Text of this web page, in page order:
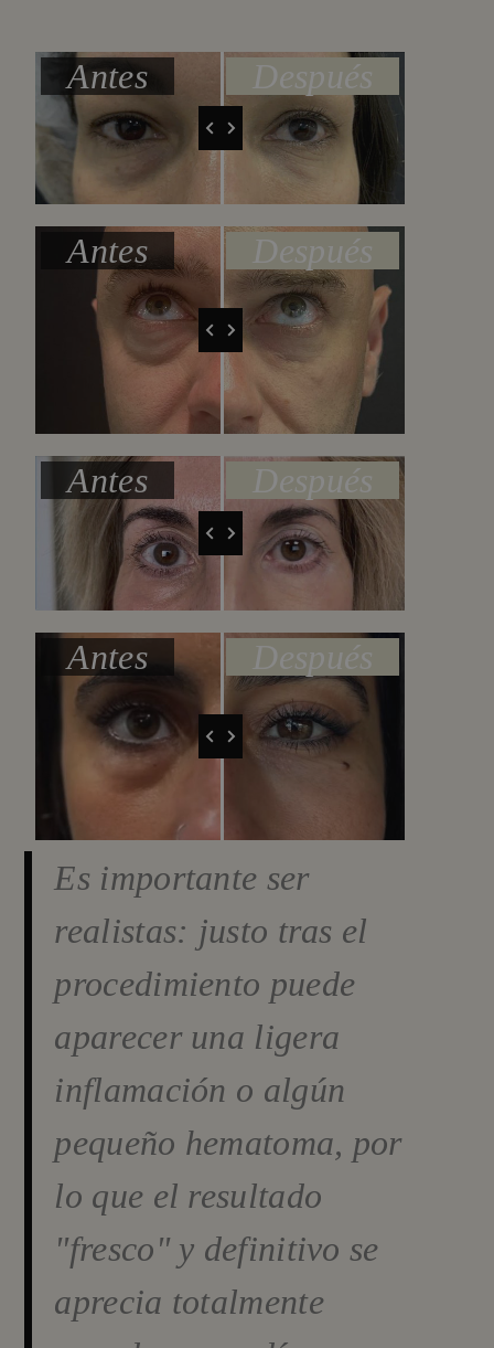
Antes Después
Antes Después
Antes Después
Antes Después
Es importante ser
realistas: justo tras el
procedimiento puede
aparecer una ligera
inflamación o algún
pequeño hematoma, por
lo que el resultado
"fresco" y definitivo se
aprecia totalmente